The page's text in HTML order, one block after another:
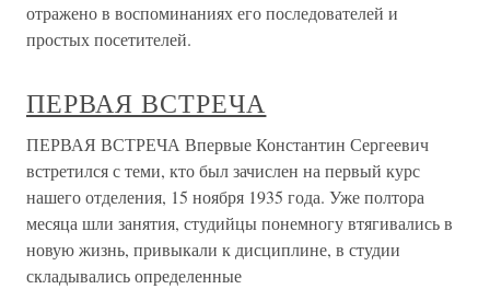
отражено в воспоминаниях его последователей и
простых посетителей.
ПЕРВАЯ ВСТРЕЧА
ПЕРВАЯ ВСТРЕЧА Впервые Константин Сергеевич
встретился с теми, кто был зачислен на первый курс
нашего отделения, 15 ноября 1935 года. Уже полтора
месяца шли занятия, студийцы понемногу втягивались в
новую жизнь, привыкали к дисциплине, в студии
складывались определенные